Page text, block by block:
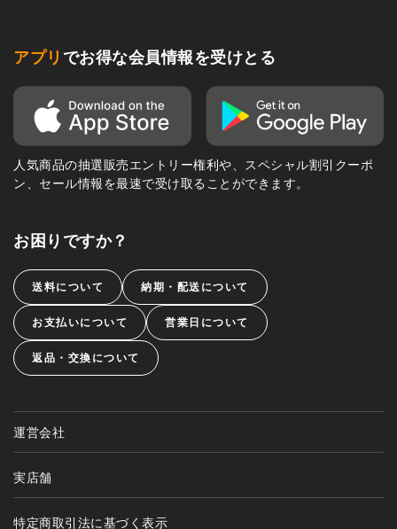
アプリ でお得な会員情報を受けとる
人気商品の抽選販売エントリー権利や、スペシャル割引クーポ
ン、セール情報を最速で受け取ることができます。
お困りですか？
送料について 納期・配送について
お支払いについて 営業日について
返品・交換について
運営会社
実店舗
特定商取引法に基づく表示